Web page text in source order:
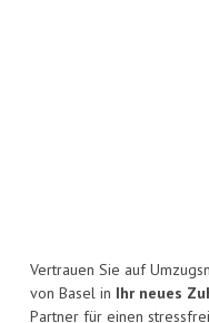
Vertrauen Sie auf
von Basel in Ihr neues
Partner für einen